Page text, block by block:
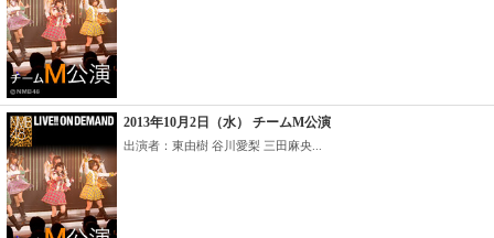
2013年10月2日（水） チームM公演
出演者：東由樹 谷川愛梨 三田麻央...